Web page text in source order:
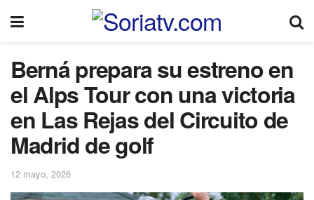
Berná prepara su estreno en
el Alps Tour con una victoria
en Las Rejas del Circuito de
Madrid de golf
12 mayo, 2026